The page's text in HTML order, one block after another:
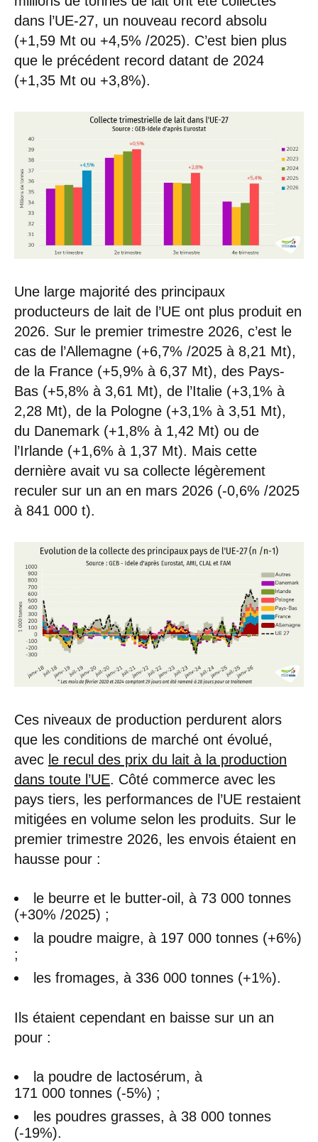
dans l’UE-27, un nouveau record absolu
(+1,59 Mt ou +4,5% /2025). C’est bien plus
que le précédent record datant de 2024
(+1,35 Mt ou +3,8%).
Une large majorité des principaux
producteurs de lait de l’UE ont plus produit en
2026. Sur le premier trimestre 2026, c’est le
cas de l’Allemagne (+6,7% /2025 à 8,21 Mt),
de la France (+5,9% à 6,37 Mt), des Pays-
Bas (+5,8% à 3,61 Mt), de l’Italie (+3,1% à
2,28 Mt), de la Pologne (+3,1% à 3,51 Mt),
du Danemark (+1,8% à 1,42 Mt) ou de
l’Irlande (+1,6% à 1,37 Mt). Mais cette
dernière avait vu sa collecte légèrement
reculer sur un an en mars 2026 (-0,6% /2025
à 841 000 t).
Ces niveaux de production perdurent alors
que les conditions de marché ont évolué,
avec le recul des prix du lait à la production
dans toute l’UE. Côté commerce avec les
pays tiers, les performances de l’UE restaient
mitigées en volume selon les produits. Sur le
premier trimestre 2026, les envois étaient en
hausse pour :
le beurre et le butter-oil, à 73 000 tonnes
(+30% /2025) ;
la poudre maigre, à 197 000 tonnes (+6%)
;
les fromages, à 336 000 tonnes (+1%).
Ils étaient cependant en baisse sur un an
pour :
la poudre de lactosérum, à
171 000 tonnes (-5%) ;
les poudres grasses, à 38 000 tonnes
(-19%).